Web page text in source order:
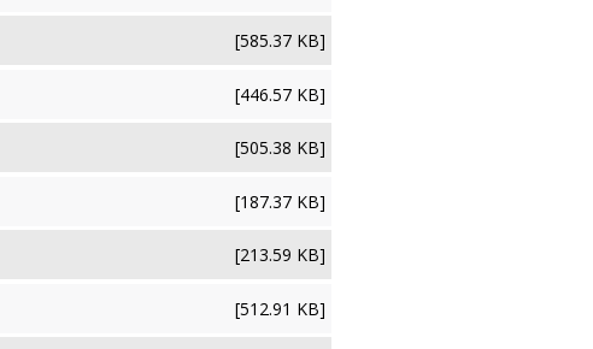
[585.37 KB]
[446.57 KB]
[505.38 KB]
[187.37 KB]
[213.59 KB]
[512.91 KB]